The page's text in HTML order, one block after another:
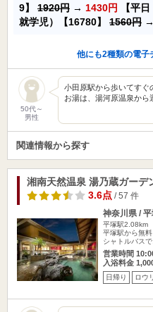
9】 1920円 → 1430円
【平
就学児）【16780】 1560円 →
他にも2種類の電子
50代～
男性
小田原駅から歩いてすぐ
お湯は、湯河原温泉から
関連情報から探す
湘南天然温泉 湯乃蔵ガーデ
3.6点/ 57 件
神奈川県 /
平塚駅2.08km
平塚駅から無
シャトルバスで
営業時間
入浴料金
日帰り ロウ